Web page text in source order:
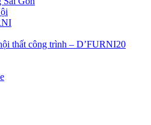
thất công trình – D’FURNI20